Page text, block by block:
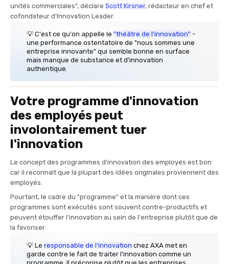
unités commerciales", déclare Scott Kirsner, rédacteur en chef et
cofondateur d'Innovation Leader.
💡 C'est ce qu'on appelle le "théâtre de l'innovation" -
une performance ostentatoire de "nous sommes une
entreprise innovante" qui semble bonne en surface
mais manque de substance et d'innovation
authentique.
Votre programme d'innovation
des employés peut
involontairement tuer
l'innovation
Le concept des programmes d'innovation des employés est bon
car il reconnaît que la plupart des idées originales proviennent des
employés.
Pourtant, le cadre du "programme" et la manière dont ces
programmes sont exécutés sont souvent contre-productifs et
peuvent étouffer l'innovation au sein de l'entreprise plutôt que de
la favoriser.
💡 Le responsable de l'innovation chez AXA met en
garde contre le fait de traiter l'innovation comme un